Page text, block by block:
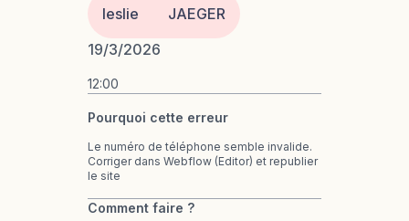
leslie
JAEGER
19/3/2026
12:00
Pourquoi cette erreur
Le numéro de téléphone semble invalide.
Corriger dans Webflow (Editor) et republier
le site
Comment faire ?